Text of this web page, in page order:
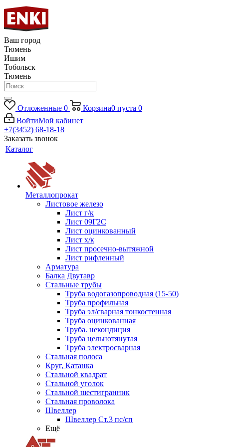
Ваш город
Тюмень
Ишим
Тобольск
Тюмень
Отложенные 0 Корзина0 пуста 0
ВойтиМой кабинет
+7(3452) 68-18-18
Заказать звонок
Каталог
Металлопрокат
Листовое железо
Лист г/к
Лист 09Г2С
Лист оцинкованный
Лист х/к
Лист просечно-вытяжной
Лист рифленный
Арматура
Балка Двутавр
Стальные трубы
Труба водогазопроводная (15-50)
Труба профильная
Труба эл/сварная тонкостенная
Труба оцинкованная
Труба. некондиция
Труба цельнотянутая
Труба электросварная
Стальная полоса
Круг, Катанка
Стальной квадрат
Стальной уголок
Стальной шестигранник
Стальная проволока
Швеллер
Швеллер Ст.3 пс/сп
Ещё